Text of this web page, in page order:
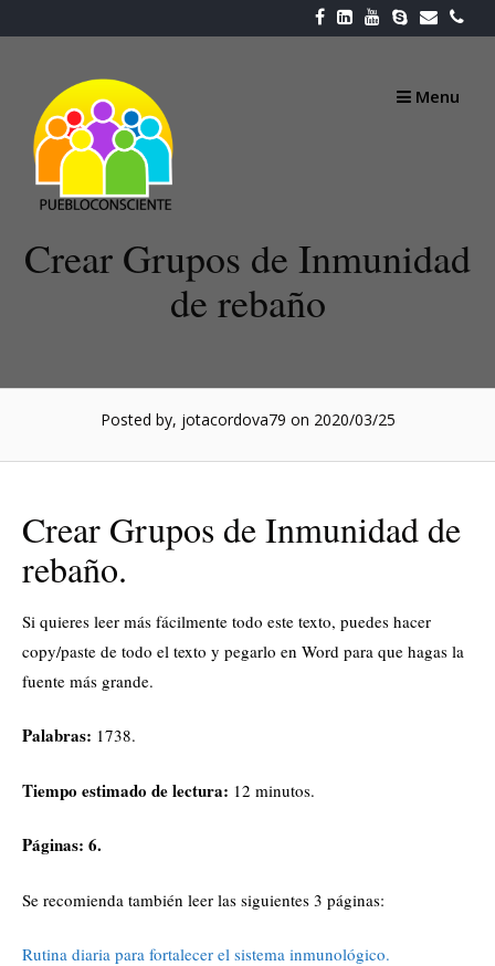
to
Menu
Crear Grupos de Inmunidad
de rebaño
Posted by, jotacordova79 on 2020/03/25
Crear Grupos de Inmunidad de
rebaño.
Si quieres leer más fácilmente todo este texto, puedes hacer
copy/paste de todo el texto y pegarlo en Word para que hagas la
fuente más grande.
Palabras: 1738.
Tiempo estimado de lectura: 12 minutos.
Páginas: 6.
Se recomienda también leer las siguientes 3 páginas:
Rutina diaria para fortalecer el sistema inmunológico.